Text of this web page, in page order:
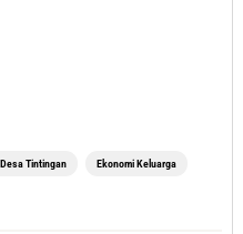
Desa Tintingan Ekonomi Keluarga